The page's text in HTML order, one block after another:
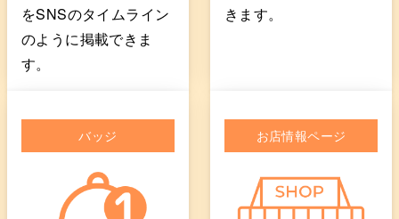
をSNSのタイムライン
のように掲載できま
す。
きます。
バッジ お店情報ページ